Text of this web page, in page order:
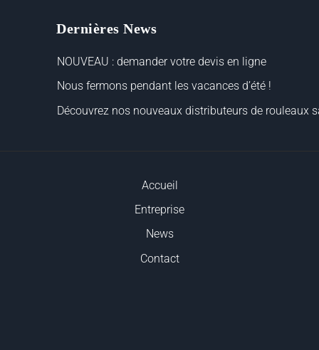
Dernières News
NOUVEAU : demander votre devis en ligne
Nous fermons pendant les vacances d’été !
Découvrez nos nouveaux distributeurs de rouleaux
Accueil
Entreprise
News
Contact